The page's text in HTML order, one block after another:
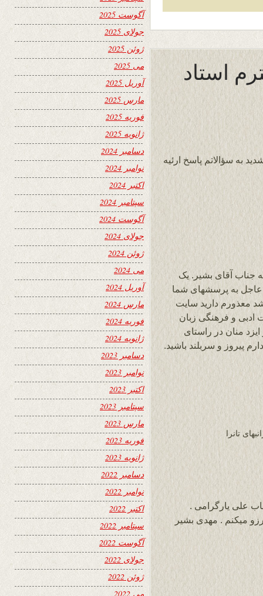
استاد
به سؤالاتم پاسخ ارئیه
آقای بشیر. یک
به پرسشهای شما
معذورم دارید سایت
ادبی و فرهنگی زبان
منان در راستای
پیروز و سربلند باشید.
تانرا
علی یارگرامی .
میکنم . مهدی بشیر
آگوست 2025
جولای 2025
ژوئن 2025
می 2025
آوریل 2025
مارس 2025
فوریه 2025
ژانویه 2025
دسامبر 2024
نوامبر 2024
اکتبر 2024
سپتامبر 2024
آگوست 2024
جولای 2024
ژوئن 2024
می 2024
آوریل 2024
مارس 2024
فوریه 2024
ژانویه 2024
دسامبر 2023
نوامبر 2023
اکتبر 2023
سپتامبر 2023
مارس 2023
فوریه 2023
ژانویه 2023
دسامبر 2022
نوامبر 2022
اکتبر 2022
سپتامبر 2022
آگوست 2022
جولای 2022
ژوئن 2022
می 2022